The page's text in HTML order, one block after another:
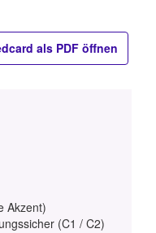
als PDF öffnen
Akzent)
(C1 / C2)